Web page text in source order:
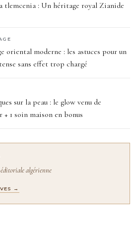
tlemcenia : Un héritage royal Zianide
oriental moderne : les astuces pour un
sans effet trop chargé
sur la peau : le glow venu de
+ 1 soin maison en bonus
algérienne
→